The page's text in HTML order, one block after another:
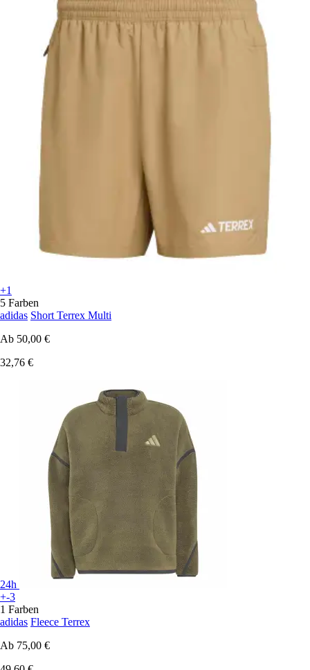
+1
5 Farben
adidas Short Terrex Multi
Ab 50,00 €
32,76 €
24h
+-3
1 Farben
adidas Fleece Terrex
Ab 75,00 €